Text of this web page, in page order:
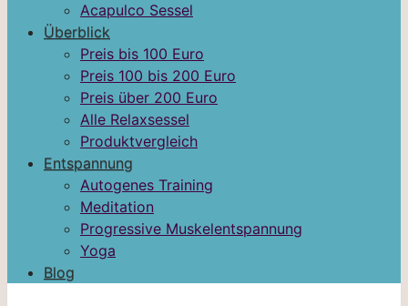
Acapulco Sessel
Überblick
Preis bis 100 Euro
Preis 100 bis 200 Euro
Preis über 200 Euro
Alle Relaxsessel
Produktvergleich
Entspannung
Autogenes Training
Meditation
Progressive Muskelentspannung
Yoga
Blog